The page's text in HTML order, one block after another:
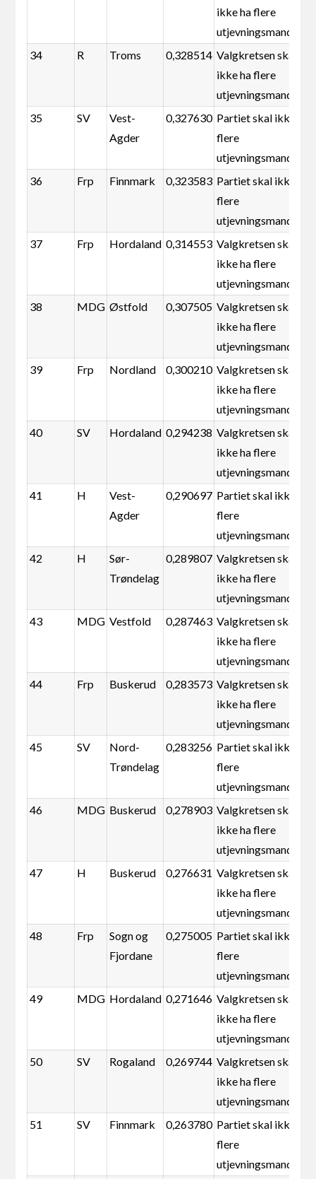
ikke ha flere
utjevningsmandater
34
R Troms 0,328514 Valgkretsen skal
ikke ha flere
utjevningsmandater
35
SV
Vest-
Agder
0,327630 Partiet skal ikke ha
flere
utjevningsmandater
36
Frp Finnmark 0,323583 Partiet skal ikke ha
flere
utjevningsmandater
37
Frp Hordaland 0,314553 Valgkretsen skal
ikke ha flere
utjevningsmandater
38
MDG Østfold 0,307505 Valgkretsen skal
ikke ha flere
utjevningsmandater
39
Frp Nordland 0,300210 Valgkretsen skal
ikke ha flere
utjevningsmandater
40
SV Hordaland 0,294238 Valgkretsen skal
ikke ha flere
utjevningsmandater
41
H
Vest-
Agder
0,290697 Partiet skal ikke ha
flere
utjevningsmandater
42
H
Sør-
Trøndelag
0,289807 Valgkretsen skal
ikke ha flere
utjevningsmandater
43
MDG Vestfold 0,287463 Valgkretsen skal
ikke ha flere
utjevningsmandater
44
Frp Buskerud 0,283573 Valgkretsen skal
ikke ha flere
utjevningsmandater
45
SV
Nord-
Trøndelag
0,283256 Partiet skal ikke ha
flere
utjevningsmandater
46
MDG Buskerud 0,278903 Valgkretsen skal
ikke ha flere
utjevningsmandater
47
H Buskerud 0,276631 Valgkretsen skal
ikke ha flere
utjevningsmandater
48
Frp
Sogn og
Fjordane
0,275005 Partiet skal ikke ha
flere
utjevningsmandater
49
MDG Hordaland 0,271646 Valgkretsen skal
ikke ha flere
utjevningsmandater
50
SV Rogaland 0,269744 Valgkretsen skal
ikke ha flere
utjevningsmandater
51
SV Finnmark 0,263780 Partiet skal ikke ha
flere
utjevningsmandater